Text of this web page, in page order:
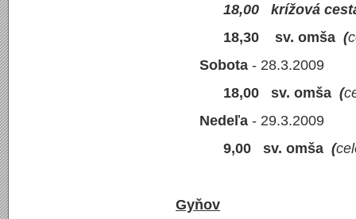
18,00 krížová
18,30
sv. omša (
Sobota -
18,00 sv. omša (
Nedeľa - 29.3.2009
9,00 sv. omša (
Gyňov